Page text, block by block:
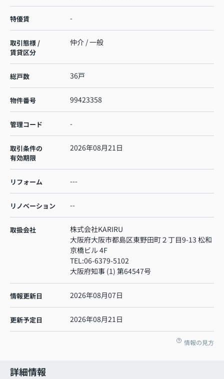
特優賃 -
取引態様 /
賃貸区分
仲介 / 一般
総戸数 36戸
物件番号 99423358
管理コード -
取引条件の
有効期限
2026年08月21日
リフォーム ---
リノベーション --
取扱会社
株式会社KARIRU
大阪府大阪市都島区東野田町２丁目9-13 松和
京橋ビル 4F
TEL:06-6379-5102
大阪府知事 (1) 第64547号
情報更新日 2026年08月07日
更新予定日 2026年08月21日
情報の見方
詳細情報